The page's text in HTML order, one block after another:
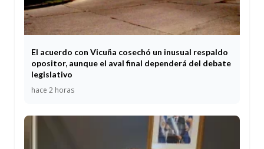
El acuerdo con Vicuña cosechó un inusual respaldo
opositor, aunque el aval final dependerá del debate
legislativo
hace 2 horas